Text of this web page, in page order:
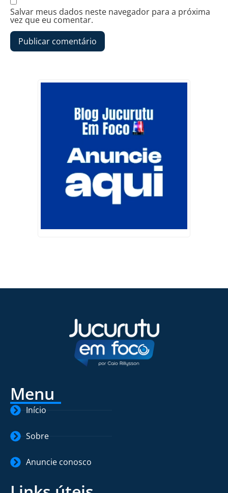
Salvar meus dados neste navegador para a próxima
vez que eu comentar.
Menu
Início
Sobre
Anuncie conosco